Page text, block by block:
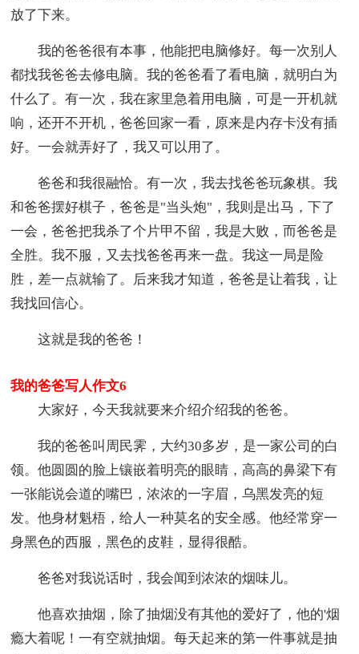
放了下来。
我的爸爸很有本事，他能把电脑修好。每一次别人
都找我爸爸去修电脑。我的爸爸看了看电脑，就明白为
什么了。有一次，我在家里急着用电脑，可是一开机就
响，还开不开机，爸爸回家一看，原来是内存卡没有插
好。一会就弄好了，我又可以用了。
爸爸和我很融恰。有一次，我去找爸爸玩象棋。我
和爸爸摆好棋子，爸爸是"当头炮"，我则是出马，下了
一会，爸爸把我杀了个片甲不留，我是大败，而爸爸是
全胜。我不服，又去找爸爸再来一盘。我这一局是险
胜，差一点就输了。后来我才知道，爸爸是让着我，让
我找回信心。
这就是我的爸爸！
我的爸爸写人作文6
大家好，今天我就要来介绍介绍我的爸爸。
我的爸爸叫周民霁，大约30多岁，是一家公司的白
领。他圆圆的脸上镶嵌着明亮的眼睛，高高的鼻梁下有
一张能说会道的嘴巴，浓浓的一字眉，乌黑发亮的短
发。他身材魁梧，给人一种莫名的安全感。他经常穿一
身黑色的西服，黑色的皮鞋，显得很酷。
爸爸对我说话时，我会闻到浓浓的烟味儿。
他喜欢抽烟，除了抽烟没有其他的爱好了，他的'烟
瘾大着呢！一有空就抽烟。每天起来的第一件事就是抽